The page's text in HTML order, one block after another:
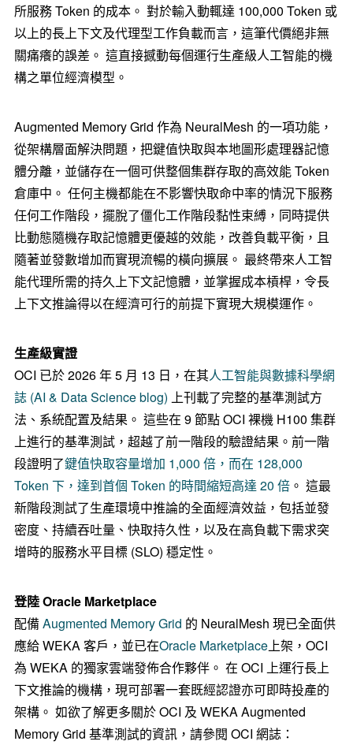
所服務 Token 的成本。 對於輸入動輒達 100,000 Token 或
以上的長上下文及代理型工作負載而言，這筆代價絕非無
關痛癢的誤差。 這直接撼動每個運行生產級人工智能的機
構之單位經濟模型。
Augmented Memory Grid 作為 NeuralMesh 的一項功能，
從架構層面解決問題，把鍵值快取與本地圖形處理器記憶
體分離，並儲存在一個可供整個集群存取的高效能 Token
倉庫中。 任何主機都能在不影響快取命中率的情況下服務
任何工作階段，擺脫了僵化工作階段黏性束縛，同時提供
比動態隨機存取記憶體更優越的效能，改善負載平衡，且
隨著並發數增加而實現流暢的橫向擴展。 最終帶來人工智
能代理所需的持久上下文記憶體，並掌握成本槓桿，令長
上下文推論得以在經濟可行的前提下實現大規模運作。
生產級實證
OCI 已於 2026 年 5 月 13 日，在其人工智能與數據科學網
誌 (AI & Data Science blog) 上刊載了完整的基準測試方
法、系統配置及結果。 這些在 9 節點 OCI 裸機 H100 集群
上進行的基準測試，超越了前一階段的驗證結果。前一階
段證明了鍵值快取容量增加 1,000 倍，而在 128,000
Token 下，達到首個 Token 的時間縮短高達 20 倍。 這最
新階段測試了生產環境中推論的全面經濟效益，包括並發
密度、持續吞吐量、快取持久性，以及在高負載下需求突
增時的服務水平目標 (SLO) 穩定性。
登陸 Oracle Marketplace
配備Augmented Memory Grid 的 NeuralMesh 現已全面供
應給 WEKA 客戶，並已在Oracle Marketplace上架，OCI
為 WEKA 的獨家雲端發佈合作夥伴。 在 OCI 上運行長上
下文推論的機構，現可部署一套既經認證亦可即時投產的
架構。 如欲了解更多關於 OCI 及 WEKA Augmented
Memory Grid 基準測試的資訊，請參閱 OCI 網誌：